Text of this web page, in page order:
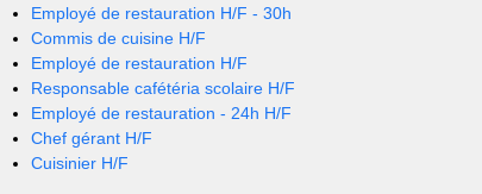
Employé de restauration H/F - 30h
Commis de cuisine H/F
Employé de restauration H/F
Responsable cafétéria scolaire H/F
Employé de restauration - 24h H/F
Chef gérant H/F
Cuisinier H/F